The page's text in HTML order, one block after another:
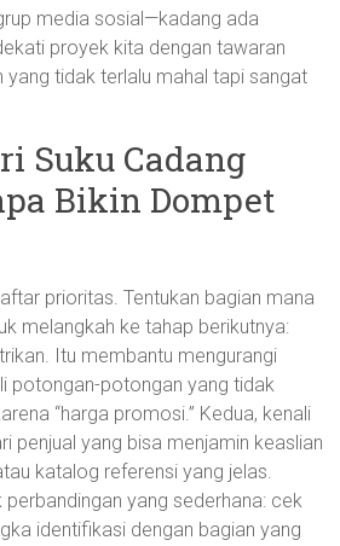
media sosial—kadang ada
proyek kita dengan tawaran
tidak terlalu mahal tapi sangat
Suku Cadang
Bikin Dompet
prioritas. Tentukan bagian mana
melangkah ke tahap berikutnya:
Itu membantu mengurangi
potongan-potongan yang tidak
“harga promosi.” Kedua, kenali
penjual yang bisa menjamin keaslian
katalog referensi yang jelas.
perbandingan yang sederhana: cek
identifikasi dengan bagian yang